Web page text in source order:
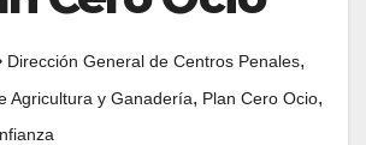
Dirección General de Centros Penales,
Agricultura y Ganadería, Plan Cero Ocio,